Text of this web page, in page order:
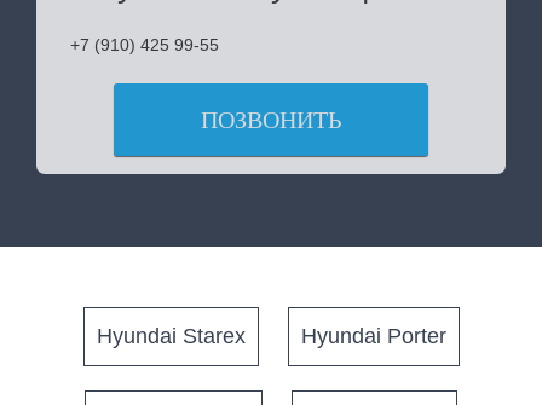
+7 (910) 425 99-55
ПОЗВОНИТЬ
Hyundai Starex Hyundai Porter